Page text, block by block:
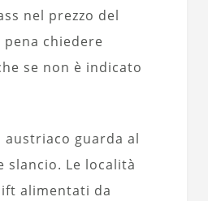
nel prezzo del
chiedere
se non è indicato
guarda al
slancio. Le località
alimentati da